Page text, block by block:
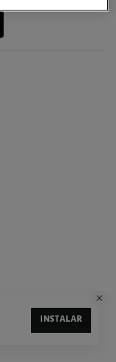
Mostrar
INSTALAR